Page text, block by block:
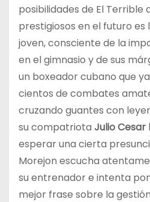
posibilidades de El Terrible
prestigiosos en el futuro es
joven, consciente de la
en el gimnasio y de sus
un boxeador cubano que
cientos de combates
cruzando guantes con
su compatriota Julio Cesar
esperar una cierta
Morejon escucha
su entrenador e intenta
mejor frase sobre la